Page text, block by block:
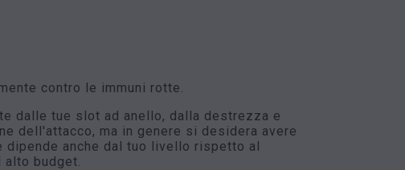
contro le immuni rotte.
dalle tue slot ad anello, dalla destrezza e
dell'attacco, ma in genere si desidera avere
anche dal tuo livello rispetto al
budget.